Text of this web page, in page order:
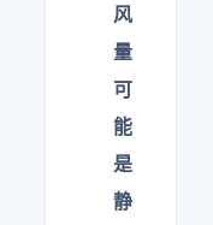
风
量
可
能
是
静